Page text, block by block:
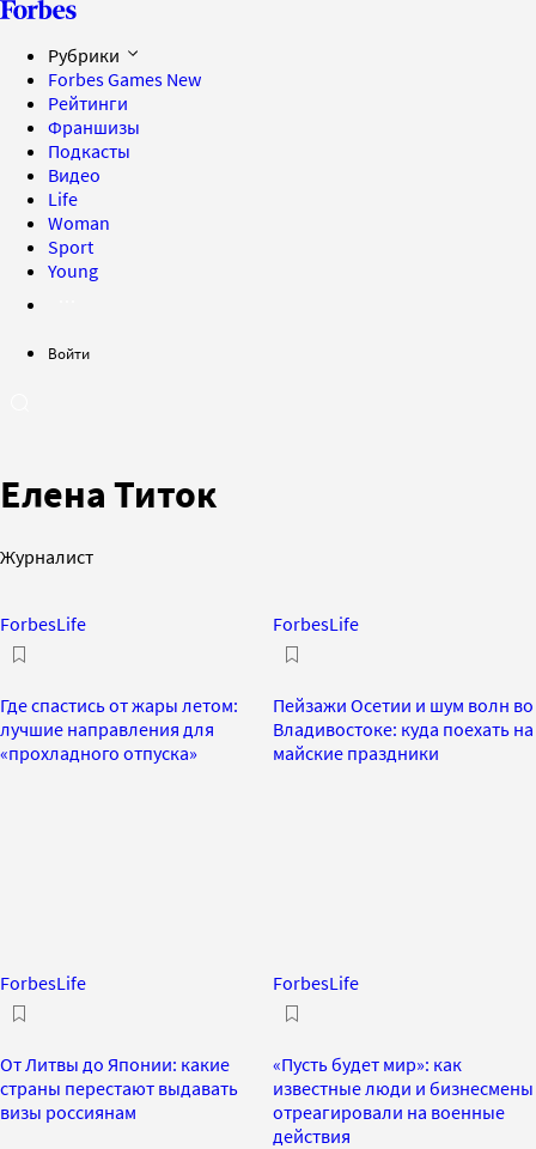
Рубрики
Forbes Games New
Рейтинги
Франшизы
Подкасты
Видео
Life
Woman
Sport
Young
Войти
Елена Титок
Журналист
ForbesLife
Где спастись от жары летом:
лучшие направления для
«прохладного отпуска»
ForbesLife
Пейзажи Осетии и шум волн во
Владивостоке: куда поехать на
майские праздники
ForbesLife
От Литвы до Японии: какие
страны перестают выдавать
визы россиянам
ForbesLife
«Пусть будет мир»: как
известные люди и бизнесмены
отреагировали на военные
действия